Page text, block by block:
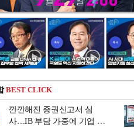
BEST CLICK
깐깐해진 증권신고서 심
사…IB 부담 가중에 기업 자